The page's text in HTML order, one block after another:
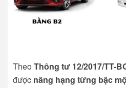
Theo Thông tư 12/2017/TT-
được nâng hạng từng bậc